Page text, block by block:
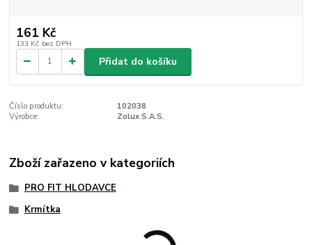
161 Kč
133 Kč bez DPH
Přidat do košíku
Číslo produktu:
102038
Výrobce:
Zolux S.A.S.
Zboží zařazeno v kategoriích
PRO FIT HLODAVCE
Krmítka